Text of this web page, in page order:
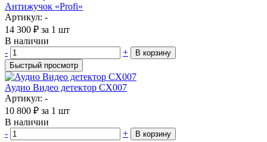
Антижучок «Profi»
Артикул: -
14 300 ₽ за 1 шт
В наличии
-
+
В корзину
Быстрый просмотр
Аудио Видео детектор CX007
Артикул: -
10 800 ₽ за 1 шт
В наличии
-
+ В корзину